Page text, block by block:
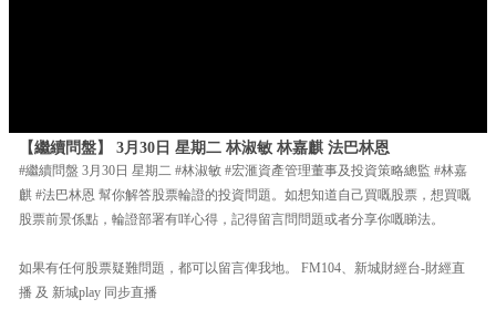
【繼續問盤】 3月30日 星期二 林淑敏 林嘉麒 法巴林恩
#繼續問盤 3月30日 星期二 #林淑敏 #宏滙資產管理董事及投資策略總監 #林嘉
麒 #法巴林恩 幫你解答股票輪證的投資問題。如想知道自己買嘅股票，想買嘅
股票前景係點，輪證部署有咩心得，記得留言問問題或者分享你嘅睇法。
如果有任何股票疑難問題，都可以留言俾我地。 FM104、新城財經台-財經直
播 及 新城play 同步直播